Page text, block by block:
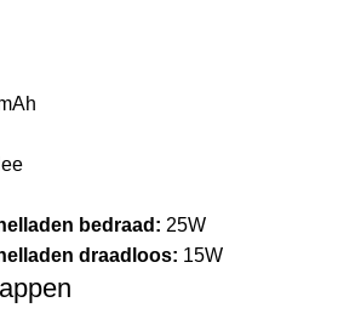
bedraad: 25W
draadloos: 15W